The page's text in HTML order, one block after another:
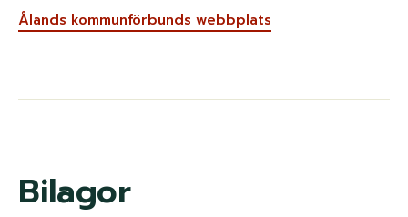
Ålands kommunförbunds webbplats
Bilagor